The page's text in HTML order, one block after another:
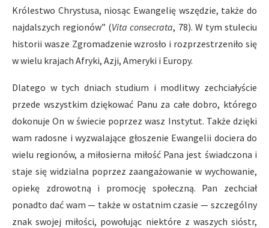
Królestwo Chrystusa, niosąc Ewangelię wszędzie, także do
najdalszych regionów” (Vita consecrata, 78). W tym stuleciu
historii wasze Zgromadzenie wzrosło i rozprzestrzeniło się
w wielu krajach Afryki, Azji, Ameryki i Europy.
Dlatego w tych dniach studium i modlitwy zechciałyście
przede wszystkim dziękować Panu za całe dobro, którego
dokonuje On w świecie poprzez wasz Instytut. Także dzięki
wam radosne i wyzwalające głoszenie Ewangelii dociera do
wielu regionów, a miłosierna miłość Pana jest świadczona i
staje się widzialna poprzez zaangażowanie w wychowanie,
opiekę zdrowotną i promocję społeczną. Pan zechciał
ponadto dać wam — także w ostatnim czasie — szczególny
znak swojej miłości, powołując niektóre z waszych sióstr,